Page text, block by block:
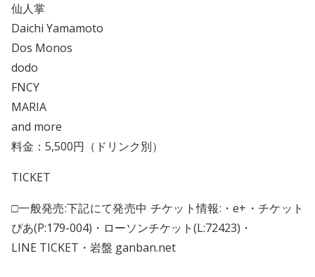
仙人掌
Daichi Yamamoto
Dos Monos
dodo
FNCY
MARIA
and more
料金：5,500円（ドリンク別）
TICKET
□一般発売:下記にて発売中 チケット情報:・e+・チケット
ぴあ(P:179-004)・ローソンチケット(L:72423)・
LINE TICKET・岩盤 ganban.net